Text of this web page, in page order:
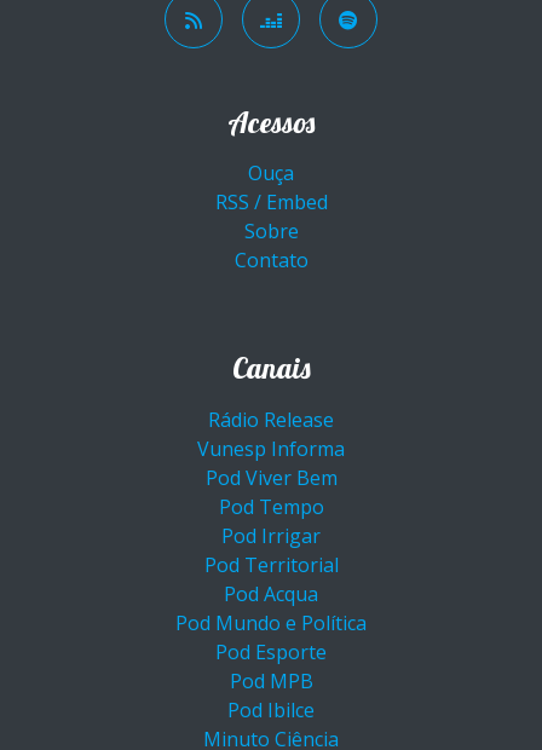
Acessos
Ouça
RSS / Embed
Sobre
Contato
Canais
Rádio Release
Vunesp Informa
Pod Viver Bem
Pod Tempo
Pod Irrigar
Pod Territorial
Pod Acqua
Pod Mundo e Política
Pod Esporte
Pod MPB
Pod Ibilce
Minuto Ciência